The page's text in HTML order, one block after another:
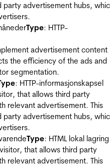
advertisement hubs,
Type: HTTP-
advertisement content
the efficiency of the ads and
segmentation.
: HTTP-informasjonskapsel
that allows third party
relevant advertisement. This
advertisement hubs,
Type: HTML lokal lagring
that allows third party
relevant advertisement. This